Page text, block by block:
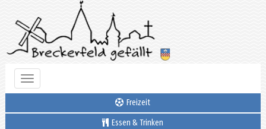
Toggle
navigation
Freizeit
Essen & Trinken